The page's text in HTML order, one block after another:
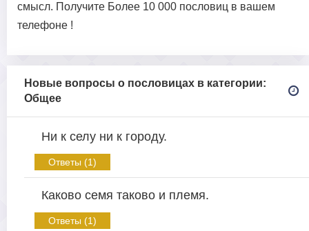
смысл. Получите Более 10 000 пословиц в вашем
телефоне !
Новые вопросы о пословицах в категории:
Общее
Ни к селу ни к городу.
Ответы (1)
Каково семя таково и племя.
Ответы (1)